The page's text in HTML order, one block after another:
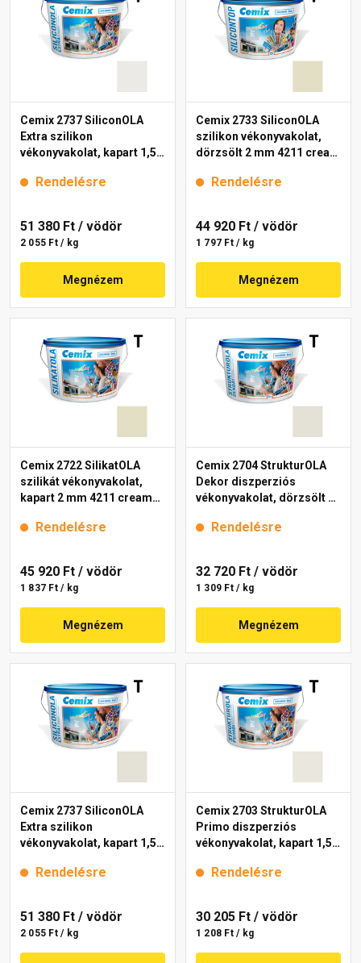
Cemix 2737 SiliconOLA
Extra szilikon
vékonyvakolat, kapart 1,5
Rendelésre
51 380 Ft / vödör
2 055 Ft / kg
Megnézem
Cemix 2733 SiliconOLA
szilikon vékonyvakolat,
dörzsölt 2 mm 4211 cream
Rendelésre
44 920 Ft / vödör
1 797 Ft / kg
Megnézem
Cemix 2722 SilikatOLA
szilikát vékonyvakolat,
kapart 2 mm 4211 cream
Rendelésre
45 920 Ft / vödör
1 837 Ft / kg
Megnézem
Cemix 2704 StrukturOLA
Dekor diszperziós
vékonyvakolat, dörzsölt 2
Rendelésre
32 720 Ft / vödör
1 309 Ft / kg
Megnézem
Cemix 2737 SiliconOLA
Extra szilikon
vékonyvakolat, kapart 1,5
Rendelésre
51 380 Ft / vödör
2 055 Ft / kg
Cemix 2703 StrukturOLA
Primo diszperziós
vékonyvakolat, kapart 1,5
Rendelésre
30 205 Ft / vödör
1 208 Ft / kg